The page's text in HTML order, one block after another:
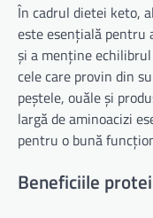
În cadrul dietei keto,
este esențială pentru
și a menține
cele care provin din
peștele, ouăle și
largă de aminoacizi
pentru o bună
Beneficiile